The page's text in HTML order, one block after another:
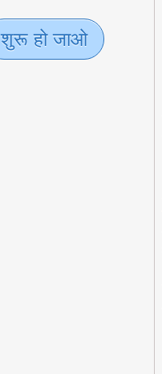
शुरू हो जाओ